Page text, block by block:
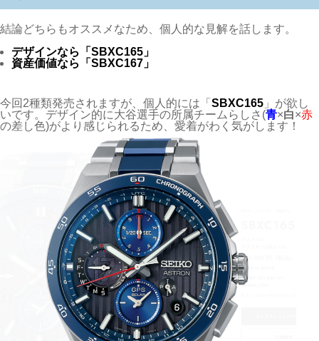
結論どちらもオススメなため、個人的な見解を話します。
デザインなら「SBXC165」
資産価値なら「SBXC167」
今回2種類発売されますが、個人的には「 SBXC165 」が欲し
いです。デザイン的に大谷選手の所属チームらしさ(青×白×赤
の差し色)がより感じられるため、愛着がわく気がします！